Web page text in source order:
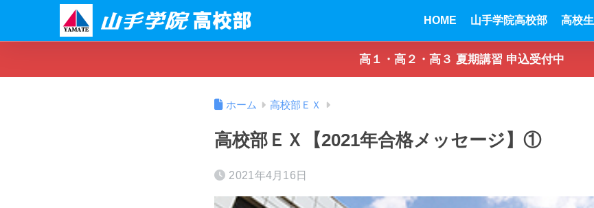
HOME 山手学院高校部 高校生
高１・高２・高３ 夏期講習 申込受付中
ホーム 高校部ＥＸ
高校部ＥＸ【2021年合格メッセージ】①
2021年4月16日